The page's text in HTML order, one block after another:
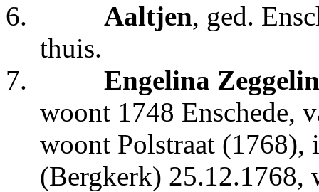
6.
Aaltjen, ged.
thuis.
7.
Engelina
woont 1748 Enschede,
woont Polstraat (1768),
(Bergkerk) 25.12.1768,